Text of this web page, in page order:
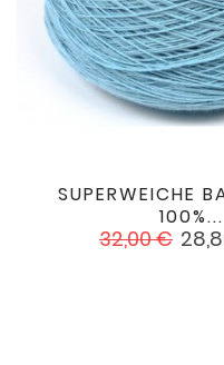
SUPERWEICHE
100%...
32,00 €